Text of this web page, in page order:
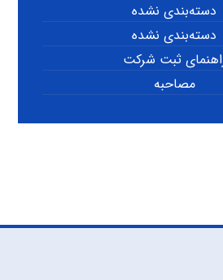
دسته‌بندی نشده
دسته‌بندی نشده
ثبت شرکت
مصاحبه